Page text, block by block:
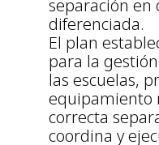
separación en
diferenciada.
El plan
para la
las escuelas,
equipamiento
correcta
coordina y